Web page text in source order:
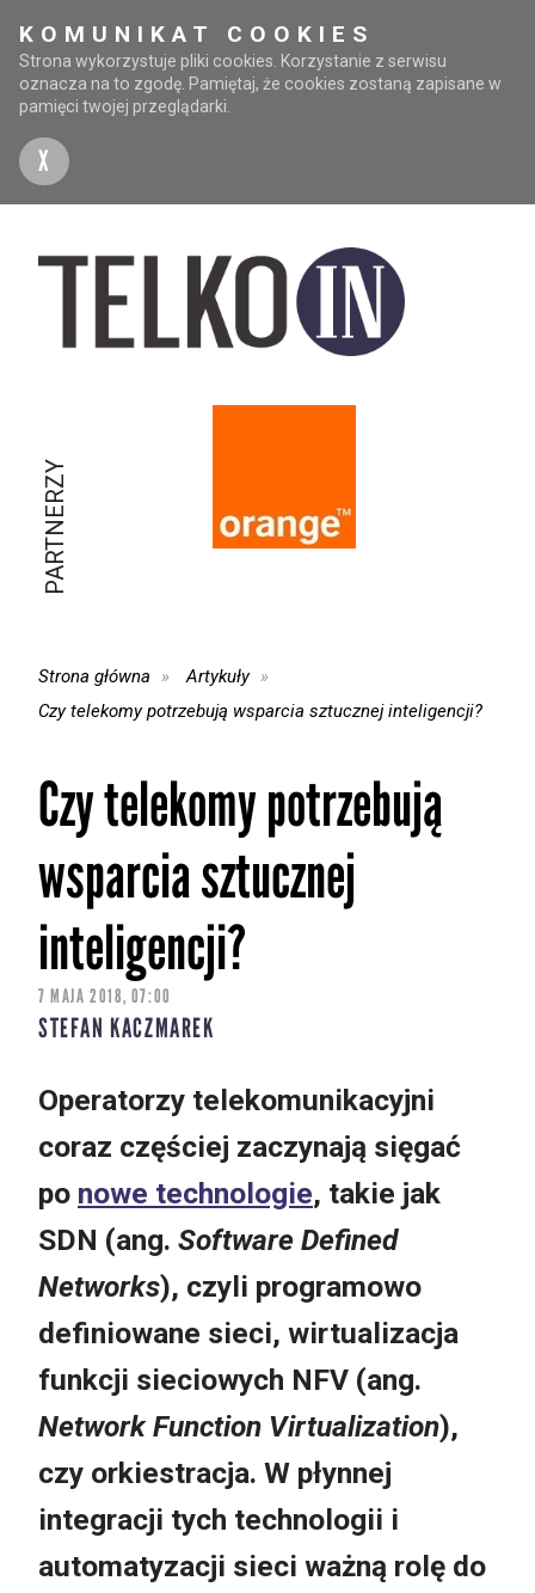
KOMUNIKAT COOKIES
Strona wykorzystuje pliki cookies. Korzystanie z serwisu
oznacza na to zgodę. Pamiętaj, że cookies zostaną zapisane w
pamięci twojej przeglądarki.
X
PARTNERZY
Strona główna
Artykuły
Czy telekomy potrzebują wsparcia sztucznej inteligencji?
Czy telekomy potrzebują
wsparcia sztucznej
inteligencji?
7 MAJA 2018, 07:00
STEFAN KACZMAREK
Operatorzy telekomunikacyjni
coraz częściej zaczynają sięgać
po nowe technologie, takie jak
SDN (ang. Software Defined
Networks), czyli programowo
definiowane sieci, wirtualizacja
funkcji sieciowych NFV (ang.
Network Function Virtualization),
czy orkiestracja. W płynnej
integracji tych technologii i
automatyzacji sieci ważną rolę do